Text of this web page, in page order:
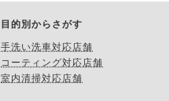
目的別からさがす
手洗い洗車対応店舗
コーティング対応店舗
室内清掃対応店舗